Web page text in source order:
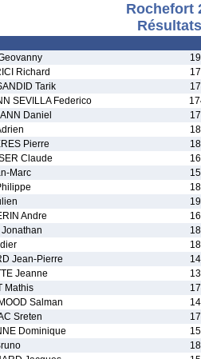
Rochefort
Richard
Tarik
SEVILLA Federico
Daniel
Pierre
Claude
Marc
Andre
Jonathan
Jean-Pierre
Jeanne
Mathis
Salman
Sreten
Dominique